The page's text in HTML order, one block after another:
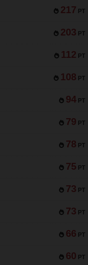
217 PT
203 PT
112 PT
108 PT
94 PT
79 PT
78 PT
75 PT
73 PT
73 PT
66 PT
60 PT